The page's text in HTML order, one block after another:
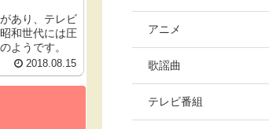
あり、テレビ
和世代には圧
ようです。
2018.08.15
アニメ
歌謡曲
テレビ番組